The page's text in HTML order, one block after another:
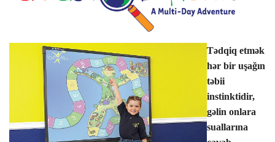
Tədqiq etmək
hər bir uşağın
təbii
instinktidir,
gəlin onlara
suallarına